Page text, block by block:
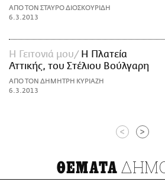
ΑΠΟ ΤΟΝ ΣΤΑΥΡΟ ΔΙΟΣΚΟΥΡΙΔΗ
6.3.2013
Η Γειτονιά μου
Η Πλατεία
Αττικής, του Στέλιου Βούλγαρη
ΑΠΟ ΤΟΝ ΔΗΜΗΤΡΗ ΚΥΡΙΑΖΗ
6.3.2013
< >
ΘΕΜΑΤΑ